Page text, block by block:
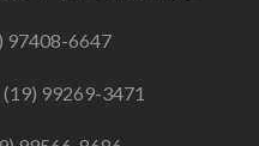
97408-6647
(19) 99269-3471